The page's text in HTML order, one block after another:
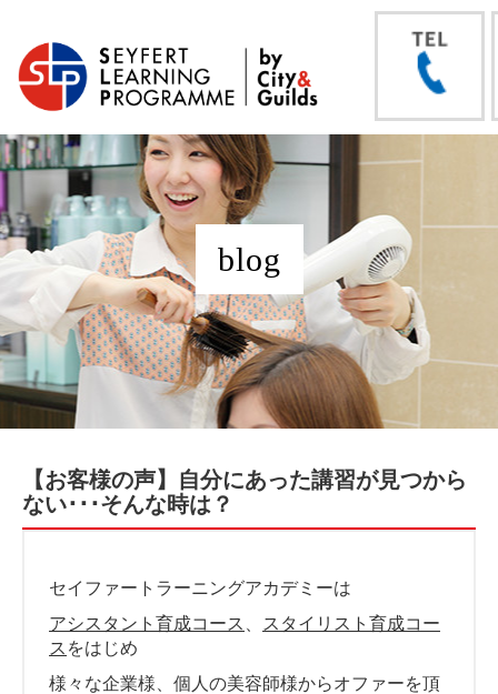
blog
【お客様の声】自分にあった講習が見つから
ない･･･そんな時は？
セイファートラーニングアカデミーは
アシスタント育成コース
スタイリスト育成コー
ス をはじめ
様々な企業様、個人の美容師様からオファーを頂